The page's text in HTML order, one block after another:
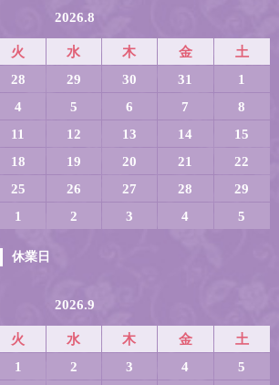
2026.8
火 水 木 金
土
28 29 30 31
1
4 5 6 7
8
11 12 13 14
15
18 19 20 21
22
25 26 27 28
29
1 2 3 4 5
休業日
2026.9
火 水 木 金
土
1 2 3 4
5